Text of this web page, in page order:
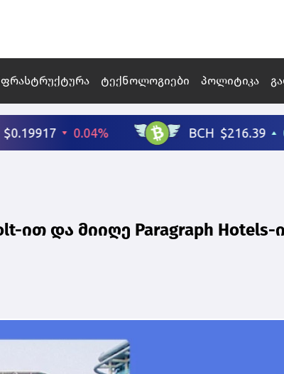
ტექნოლოგიები პოლიტიკა
ით და მიიღე Paragraph Hotels-